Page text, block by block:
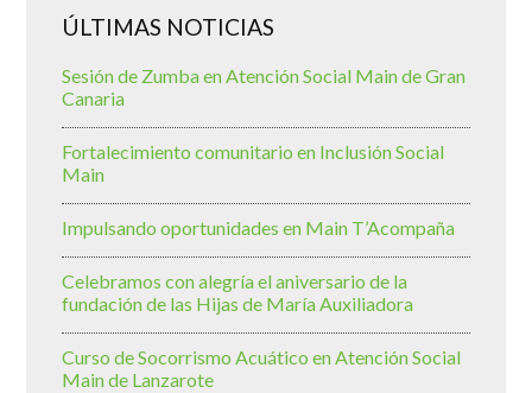
ÚLTIMAS NOTICIAS
Sesión de Zumba en Atención Social Main de Gran
Canaria
Fortalecimiento comunitario en Inclusión Social
Main
Impulsando oportunidades en Main T’Acompaña
Celebramos con alegría el aniversario de la
fundación de las Hijas de María Auxiliadora
Curso de Socorrismo Acuático en Atención Social
Main de Lanzarote